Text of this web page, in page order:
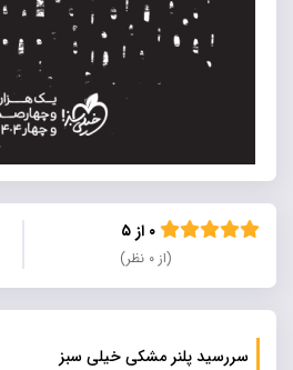
(از ۰ نظر)
سررسید پلنر مشکی خیلی سبز